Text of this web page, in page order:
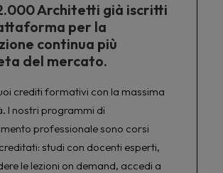
Architetti già iscritti
per la
continua più
del mercato.
crediti formativi con la massima
I nostri programmi di
professionale sono corsi
studi con docenti esperti,
le lezioni on demand, accedi a